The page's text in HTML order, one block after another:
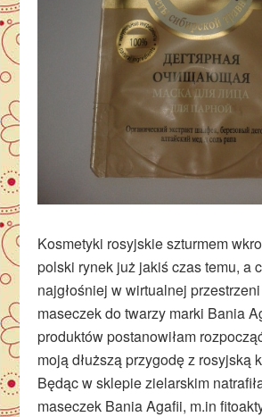
Kosmetyki rosyjskie szturmem
polski rynek już jakiś czas temu, a
najgłośniej w wirtualnej
maseczek do twarzy marki Bania
produktów postanowiłam
moją dłuższą przygodę z rosyjską
Będąc w sklepie zielarskim
maseczek Bania Agafii, m.in